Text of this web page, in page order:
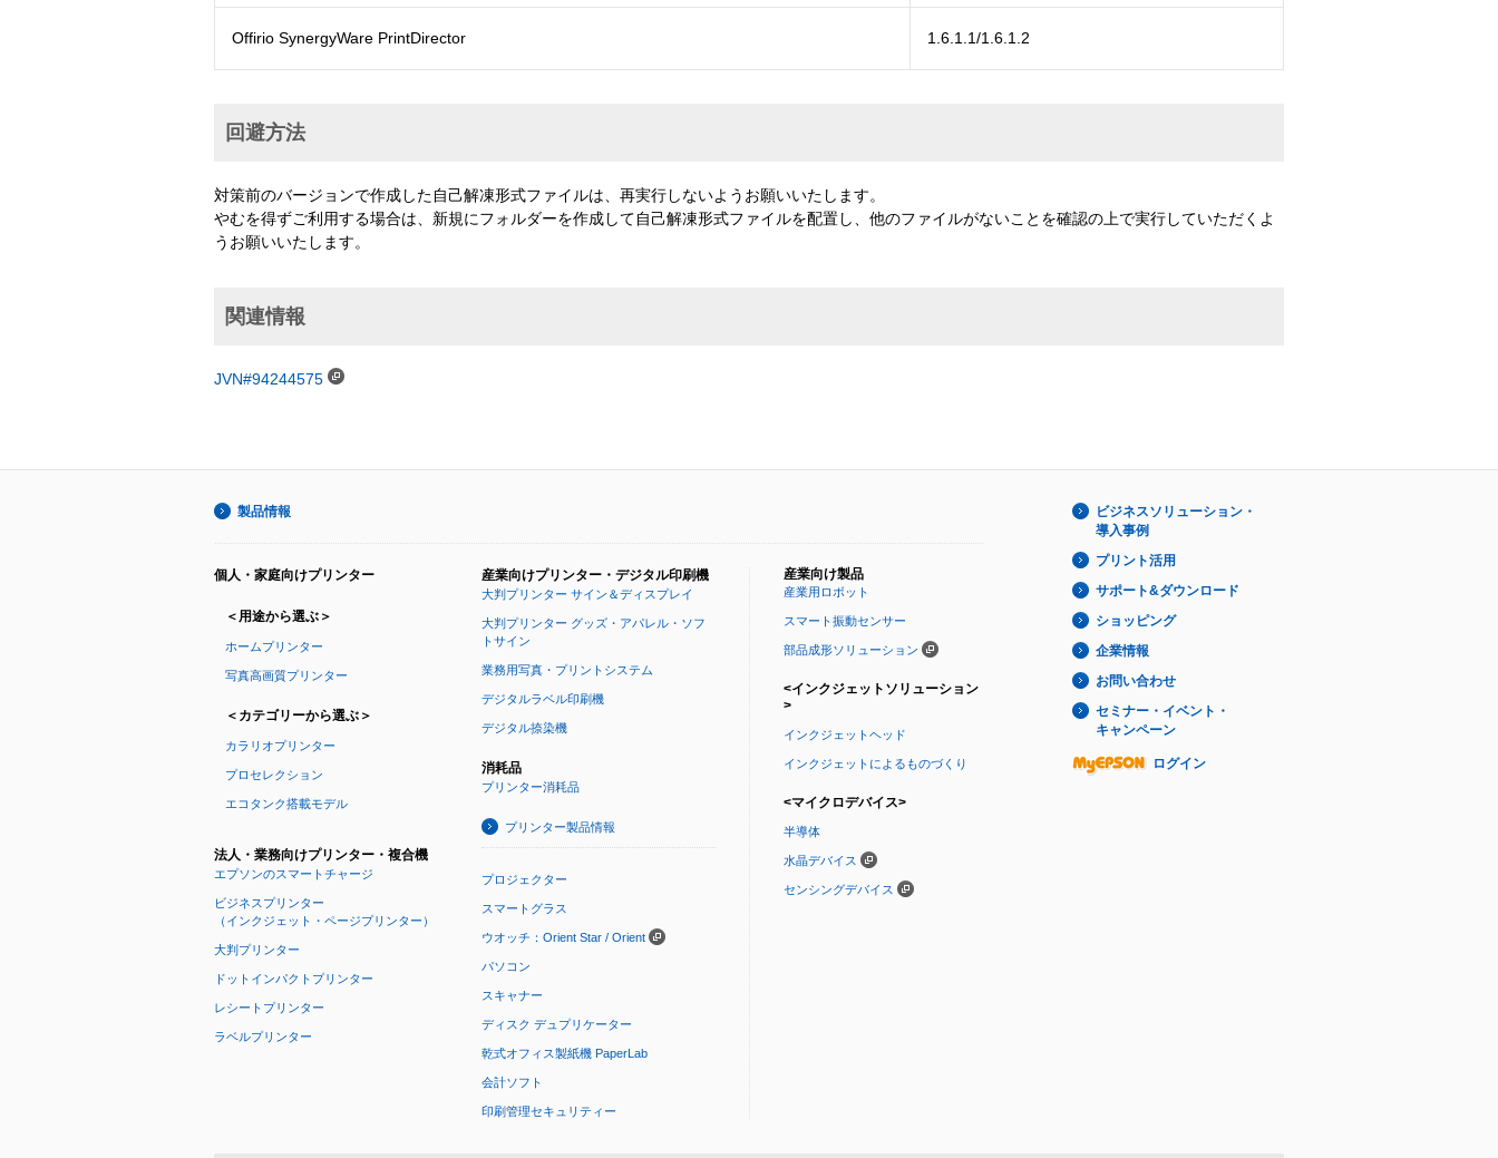
Offirio SynergyWare PrintDirector 1.6.1.1/1.6.1.2
回避方法
対策前のバージョンで作成した自己解凍形式ファイルは、再実行しないようお願いいたします。
やむを得ずご利用する場合は、新規にフォルダーを作成して自己解凍形式ファイルを配置し、他のファイルがないことを確認の上で実行していただくよ
うお願いいたします。
関連情報
JVN#94244575
製品情報
個人・家庭向けプリンター
＜用途から選ぶ＞
ホームプリンター
写真高画質プリンター
＜カテゴリーから選ぶ＞
カラリオプリンター
プロセレクション
エコタンク搭載モデル
法人・業務向けプリンター・複合機
エプソンのスマートチャージ
ビジネスプリンター
（インクジェット・ページプリンター）
大判プリンター
ドットインパクトプリンター
レシートプリンター
ラベルプリンター
産業向けプリンター・デジタル印刷機
大判プリンター サイン＆ディスプレイ
大判プリンター グッズ・アパレル・ソフ
トサイン
業務用写真・プリントシステム
デジタルラベル印刷機
デジタル捺染機
消耗品
プリンター消耗品
プリンター製品情報
プロジェクター
スマートグラス
ウオッチ：Orient Star / Orient
パソコン
スキャナー
ディスク デュプリケーター
乾式オフィス製紙機 PaperLab
会計ソフト
印刷管理セキュリティー
産業向け製品
産業用ロボット
スマート振動センサー
部品成形ソリューション
<インクジェットソリューション
>
インクジェットヘッド
インクジェットによるものづくり
<マイクロデバイス>
半導体
水晶デバイス
センシングデバイス
ビジネスソリューション・
導入事例
プリント活用
サポート&ダウンロード
ショッピング
企業情報
お問い合わせ
セミナー・イベント・
キャンペーン
ログイン